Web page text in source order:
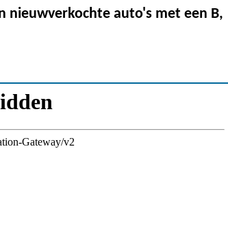
nieuwverkochte auto's met een B,